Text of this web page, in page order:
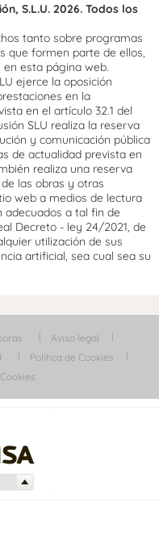
S.L.U. 2026. Todos los
tanto sobre programas
que formen parte de ellos,
esta página web.
ejerce la oposición
en la
en el artículo 32.1 del
SLU realiza la reserva
y comunicación pública
de actualidad prevista en
realiza una reserva
las obras y otras
web a medios de lectura
adecuados a tal fin de
Decreto - ley 24/2021, de
utilización de sus
artificial, sea cual sea su
Aviso legal
Política de Cookies